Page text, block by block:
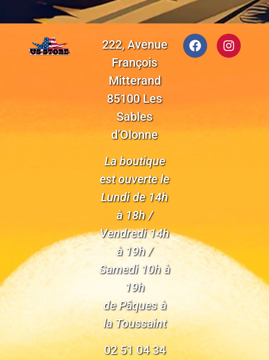
222, Avenue
François
Mitterand
85100 Les
Sables
d’Olonne
La boutique
est ouverte le
Lundi de 14h
à 18h /
Vendredi 14h
à 19h /
Samedi 10h à
19h
de Pâques à
la Toussaint
02 51 04 34